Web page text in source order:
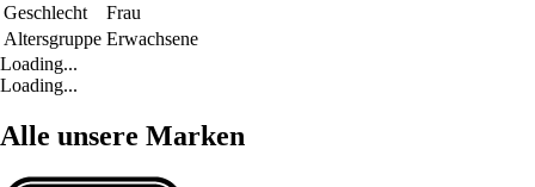
Geschlecht
Frau
Altersgruppe Erwachsene
Loading...
Loading...
Alle unsere Marken